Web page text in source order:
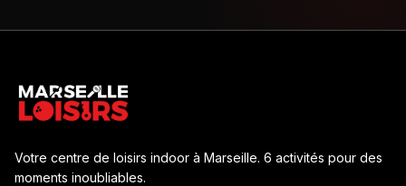
Votre centre de loisirs indoor à Marseille. 6 activités pour des
moments inoubliables.